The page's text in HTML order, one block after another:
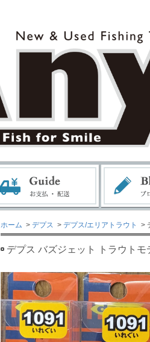
ホーム > デプス > デプス/エリアトラウト >
デプス バズジェット トラウトモ